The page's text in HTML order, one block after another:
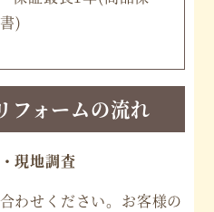
)
フォームの流れ
現地調査
わせください。お客様の